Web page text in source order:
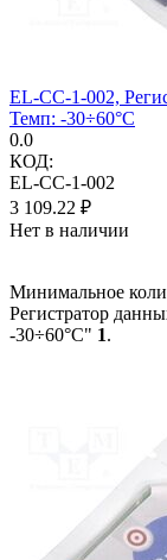
EL-CC-1-002,
Темп: -30÷60°C
0.0
КОД:
EL-CC-1-002
3 109.22 ₽
Нет в наличии
Минимальное
Регистратор
-30÷60°C" 1.